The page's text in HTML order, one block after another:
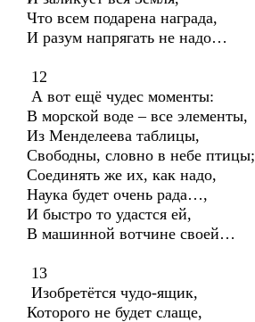
Что всем подарена награда,
И разум напрягать не надо…
12
А вот ещё чудес моменты:
В морской воде – все элементы,
Из Менделеева таблицы,
Свободны, словно в небе птицы;
Соединять же их, как надо,
Наука будет очень рада…,
И быстро то удастся ей,
В машинной вотчине своей…
13
Изобретётся чудо-ящик,
Которого не будет слаще,